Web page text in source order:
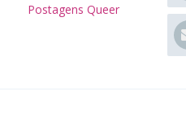
Postagens Queer